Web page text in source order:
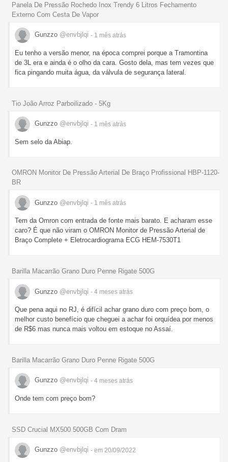
Panela De Pressão Rochedo Inox Trendy 6 Litros Fechamento
Externo Com Cesta De Vapor
Gunzzo @envbjlqi - 1 mês atrás
Eu tenho a versão menor, na época comprei porque a Tramontina
de 3L era e ainda é o olho da cara. Gosto dela, mas tem vezes que
fica pingando muita água, da válvula de segurança lateral.
Tio João Arroz Parboilizado - 5Kg
Gunzzo @envbjlqi - 1 mês atrás
Sem selo da Abiap.
OMRON Monitor De Pressão Arterial De Braço Profissional HBP-1120-
BR
Gunzzo @envbjlqi - 1 mês atrás
Tem da Omron com entrada de fonte mais barato. E acharam esse
caro? É que não viram o OMRON Monitor de Pressão Arterial de
Braço Complete + Eletrocardiograma ECG HEM-7530T1
Barilla Macarrão Grano Duro Penne Rigate 500G
Gunzzo @envbjlqi - 4 meses atrás
Que pena aqui no RJ, é difícil achar grano duro com preço bom, o
melhor custo benefício que cheguei a achar foi orquídea por menos
de R$6 mas nunca mais voltou em estoque no Assaí.
Barilla Macarrão Grano Duro Penne Rigate 500G
Gunzzo @envbjlqi - 4 meses atrás
Onde tem com preço bom?
SSD Crucial MX500 500GB Com Dram
Gunzzo @envbjlqi - em 20/09/2022